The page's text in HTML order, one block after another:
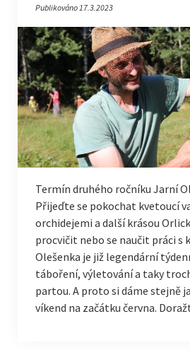
Publikováno 17.3.2023
Termín druhého ročníku Jarní
Přijeďte se pokochat kvetoucí
orchidejemi a další krásou
procvičit nebo se naučit práci s
Olešenka je již legendární
táboření, výletování a taky
partou. A proto si dáme stejně
víkend na začátku června.